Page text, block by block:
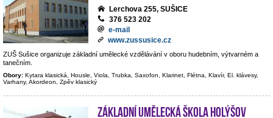
Lerchova 255, SUŠICE
376 523 202
e-mail
www.zussusice.cz
ZUŠ Sušice organizuje základní umělecké vzdělávání v oboru hudebním, výtvarném a
tanečním.
Obory: Kytara klasická, Housle, Viola, Trubka, Saxofon, Klarinet, Flétna, Klavír, El. klávesy,
Varhany, Akordeon, Zpěv klasický
Základní umělecká škola Holýšov